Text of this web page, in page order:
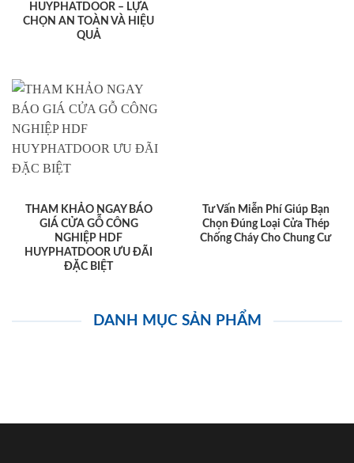
HUYPHATDOOR – LỰA
CHỌN AN TOÀN VÀ HIỆU
QUẢ
THAM KHẢO NGAY BÁO
GIÁ CỬA GỖ CÔNG
NGHIỆP HDF
HUYPHATDOOR ƯU ĐÃI
ĐẶC BIỆT
Tư Vấn Miễn Phí Giúp Bạn
Chọn Đúng Loại Cửa Thép
Chống Cháy Cho Chung Cư
DANH MỤC SẢN PHẨM